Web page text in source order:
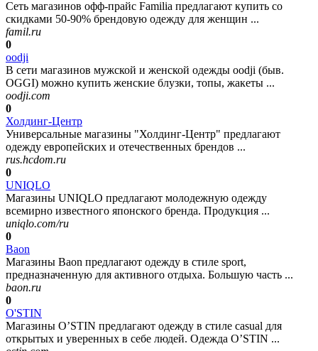
Сеть магазинов офф-прайс Familia предлагают купить со
скидками 50-90% брендовую одежду для женщин ...
famil.ru
0
oodji
В сети магазинов мужской и женской одежды oodji (быв.
OGGI) можно купить женские блузки, топы, жакеты ...
oodji.com
0
Холдинг-Центр
Универсальные магазины "Холдинг-Центр" предлагают
одежду европейских и отечественных брендов ...
rus.hcdom.ru
0
UNIQLO
Магазины UNIQLO предлагают молодежную одежду
всемирно известного японского бренда. Продукция ...
uniqlo.com/ru
0
Baon
Магазины Baon предлагают одежду в стиле sport,
предназначенную для активного отдыха. Большую часть ...
baon.ru
0
O'STIN
Магазины O’STIN предлагают одежду в стиле casual для
открытых и уверенных в себе людей. Одежда O’STIN ...